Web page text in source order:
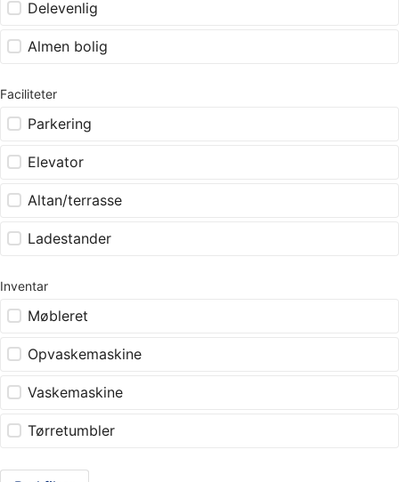
Delevenlig
Almen bolig
Faciliteter
Parkering
Elevator
Altan/terrasse
Ladestander
Inventar
Møbleret
Opvaskemaskine
Vaskemaskine
Tørretumbler